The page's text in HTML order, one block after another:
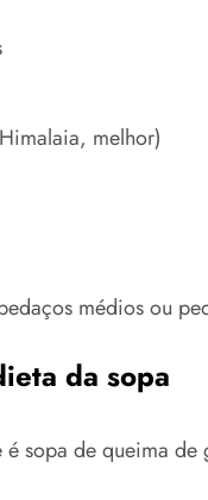
melhor)
médios ou
da sopa
é sopa de queima